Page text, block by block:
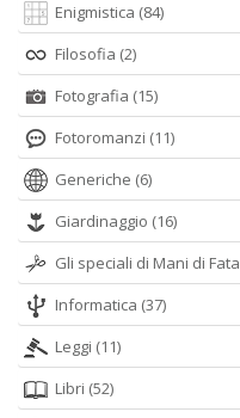
Enigmistica (84)
Filosofia (2)
Fotografia (15)
Fotoromanzi (11)
Generiche (6)
Giardinaggio (16)
Gli speciali di Mani di Fata
Informatica (37)
Leggi (11)
Libri (52)